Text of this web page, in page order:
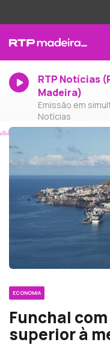
RTP Notícias
Madeira)
Emissão em
Notícias
ECONOMIA
Funchal
superior à